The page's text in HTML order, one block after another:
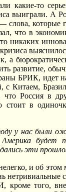
какие-то
выиграли. А
которые
что в
никаких
развитие,
БРИК, идет
с Китаем,
Россия в
в
у нас были
будет
эти
и об
нетривиальные
кроме того,